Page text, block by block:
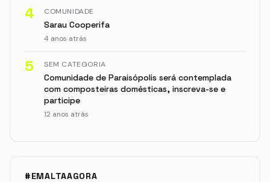
4 COMUNIDADE
Sarau Cooperifa
4 anos atrás
5 SEM CATEGORIA
Comunidade de Paraisópolis será contemplada
com composteiras domésticas, inscreva-se e
participe
12 anos atrás
#EMALTAAGORA